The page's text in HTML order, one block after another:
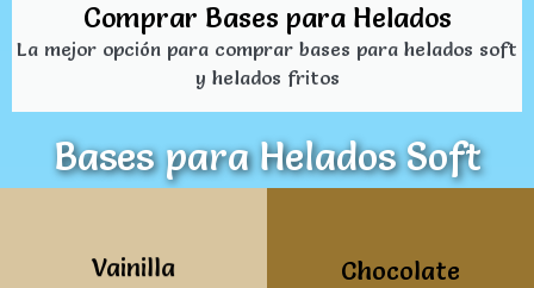
Comprar Bases para Helados
La mejor opción para comprar bases para helados soft
y helados fritos
Bases para Helados Soft
Vainilla
Ver mas Chocolate